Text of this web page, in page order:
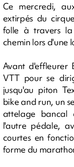
Ce mercredi,
extirpés du
folle à travers
chemin lors d'une
Avant d'effleurer
VTT pour se
jusqu'au piton
bike and run, un
attelage bancal
l'autre pédale,
courtes en
forme du